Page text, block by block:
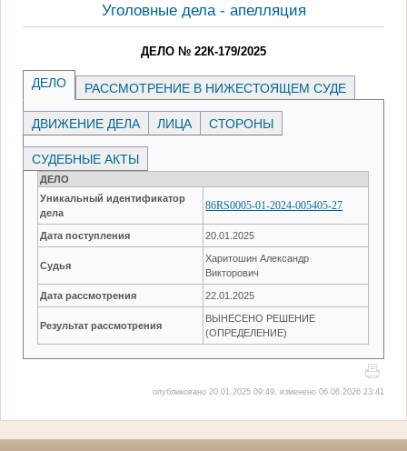
Уголовные дела - апелляция
ДЕЛО № 22К-179/2025
ДЕЛО РАССМОТРЕНИЕ В НИЖЕСТОЯЩЕМ СУДЕ
ДВИЖЕНИЕ ДЕЛА ЛИЦА СТОРОНЫ
СУДЕБНЫЕ АКТЫ
ДЕЛО
Уникальный идентификатор
дела
86RS0005-01-2024-005405-27
Дата поступления 20.01.2025
Судья
Харитошин Александр
Викторович
Дата рассмотрения 22.01.2025
Результат рассмотрения
ВЫНЕСЕНО РЕШЕНИЕ
(ОПРЕДЕЛЕНИЕ)
опубликовано 20.01.2025 09:49, изменено 06.06.2026 23:41